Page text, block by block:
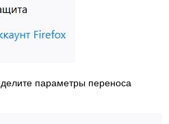
параметры переноса